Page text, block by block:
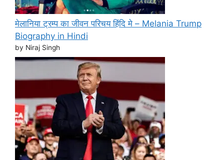
मेलानिया ट्रम्प का जीवन परिचय हिंदि मे – Melania Trump
Biography in Hindi
by Niraj Singh